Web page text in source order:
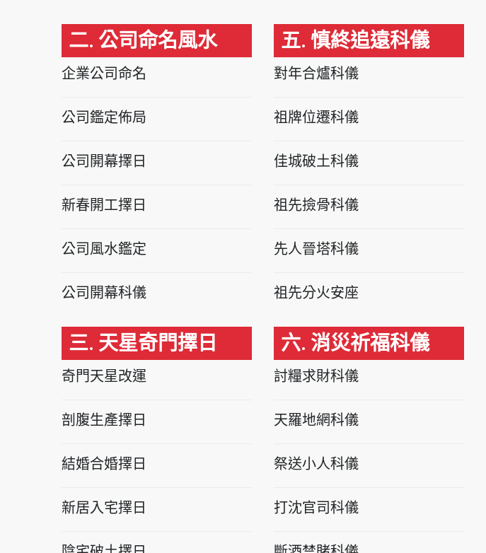
二. 公司命名風水
企業公司命名
公司鑑定佈局
公司開幕擇日
新春開工擇日
公司風水鑑定
公司開幕科儀
三. 天星奇門擇日
奇門天星改運
剖腹生產擇日
結婚合婚擇日
新居入宅擇日
五. 慎終追遠科儀
對年合爐科儀
祖牌位遷科儀
佳城破土科儀
祖先撿骨科儀
先人晉塔科儀
祖先分火安座
六. 消災祈福科儀
討糧求財科儀
天羅地網科儀
祭送小人科儀
打沈官司科儀